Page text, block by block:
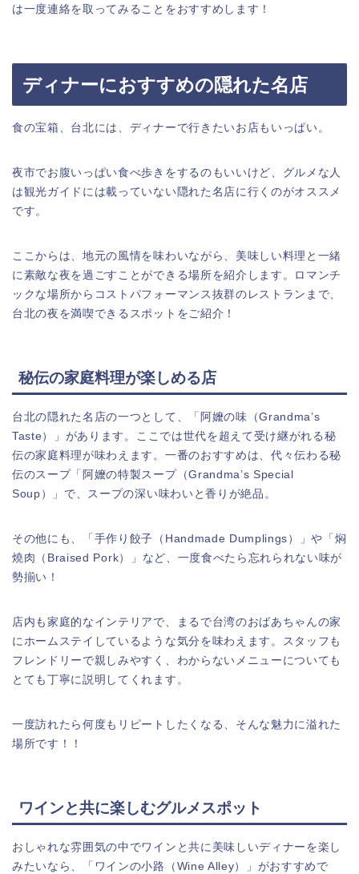
は一度連絡を取ってみることをおすすめします！
ディナーにおすすめの隠れた名店
食の宝箱、台北には、ディナーで行きたいお店もいっぱい。
夜市でお腹いっぱい食べ歩きをするのもいいけど、グルメな人
は観光ガイドには載っていない隠れた名店に行くのがオススメ
です。
ここからは、地元の風情を味わいながら、美味しい料理と一緒
に素敵な夜を過ごすことができる場所を紹介します。ロマンチ
ックな場所からコストパフォーマンス抜群のレストランまで、
台北の夜を満喫できるスポットをご紹介！
秘伝の家庭料理が楽しめる店
台北の隠れた名店の一つとして、「阿嬤の味（Grandma’s
Taste）」があります。ここでは世代を超えて受け継がれる秘
伝の家庭料理が味わえます。一番のおすすめは、代々伝わる秘
伝のスープ「阿嬤の特製スープ（Grandma’s Special
Soup）」で、スープの深い味わいと香りが絶品。
その他にも、「手作り餃子（Handmade Dumplings）」や「焖
燒肉（Braised Pork）」など、一度食べたら忘れられない味が
勢揃い！
店内も家庭的なインテリアで、まるで台湾のおばあちゃんの家
にホームステイしているような気分を味わえます。スタッフも
フレンドリーで親しみやすく、わからないメニューについても
とても丁寧に説明してくれます。
一度訪れたら何度もリピートしたくなる、そんな魅力に溢れた
場所です！！
ワインと共に楽しむグルメスポット
おしゃれな雰囲気の中でワインと共に美味しいディナーを楽し
みたいなら、「ワインの小路（Wine Alley）」がおすすめで